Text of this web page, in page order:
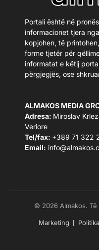
Portali është në
informacionet tjera
kopjohen, të
forme tjetër për
informatat e këtij
përgjegjës, ose
ALMAKOS MEDIA
Adresa: Miroslav
Veriore
Tel/fax: +389 71 322
Email:
© 2026 Almakos.
Marketing